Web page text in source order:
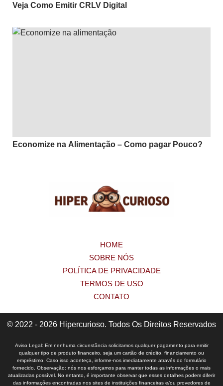
Veja Como Emitir CRLV Digital
Economize na Alimentação – Como pagar Pouco?
HOME
SOBRE NÓS
POLÍTICA DE PRIVACIDADE
TERMOS DE USO
CONTATO
© 2022 - 2026 Hipercurioso. Todos Os Direitos Reservados
Aviso Legal: Em nenhuma circunstância solicitamos qualquer pagamento para emitir
qualquer tipo de produto financeiro, seja um cartão de crédito, financiamento ou
empréstimo. Caso isso aconteça, informe-nos imediatamente através do formulário
fornecido. Observação: nós nos esforçamos para manter todas as informações o mais
atualizadas possível. No entanto, é importante observar que esses detalhes podem diferir
das informações encontradas nos sites de instituições financeiras e/ou provedores de